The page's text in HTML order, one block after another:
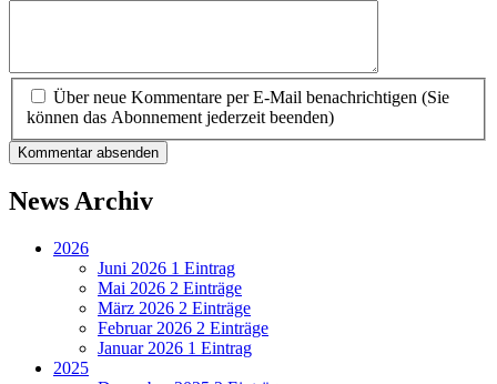
Über neue Kommentare per E-Mail benachrichtigen (Sie
können das Abonnement jederzeit beenden)
Kommentar absenden
News Archiv
2026
Juni 2026 1 Eintrag
Mai 2026 2 Einträge
März 2026 2 Einträge
Februar 2026 2 Einträge
Januar 2026 1 Eintrag
2025